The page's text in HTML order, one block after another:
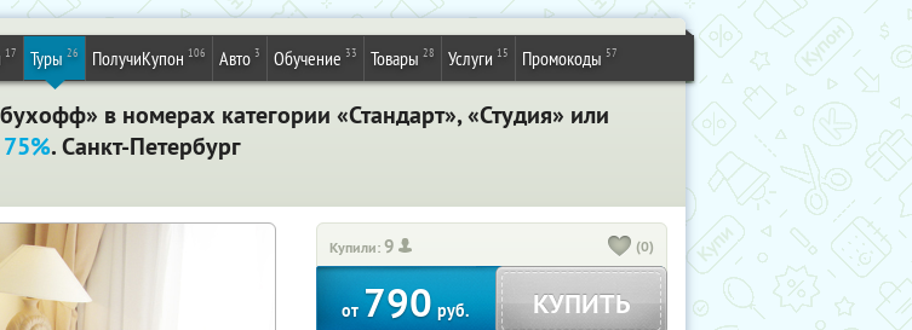
17 Туры 26 ПолучиКупон 106 Авто 3 Обучение 33 Товары 28 Услуги 15 Промокоды 57
в номерах категории «Стандарт», «Студия» или
. Санкт-Петербург
Купили:9 (0)
от790руб. КУПИТЬ